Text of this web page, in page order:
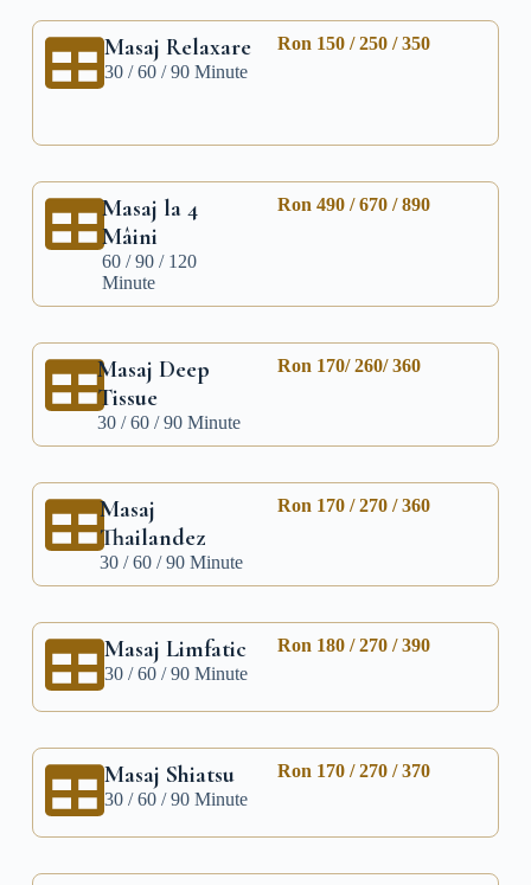
Masaj Relaxare
30 / 60 / 90 Minute
Ron 150 / 250 / 350
Masaj la 4
Mâini
60 / 90 / 120
Minute
Ron 490 / 670 / 890
Masaj Deep
Tissue
30 / 60 / 90 Minute
Ron 170/ 260/ 360
Masaj
Thailandez
30 / 60 / 90 Minute
Ron 170 / 270 / 360
Masaj Limfatic
30 / 60 / 90 Minute
Ron 180 / 270 / 390
Masaj Shiatsu
30 / 60 / 90 Minute
Ron 170 / 270 / 370